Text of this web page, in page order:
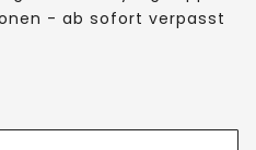
- ab sofort verpasst